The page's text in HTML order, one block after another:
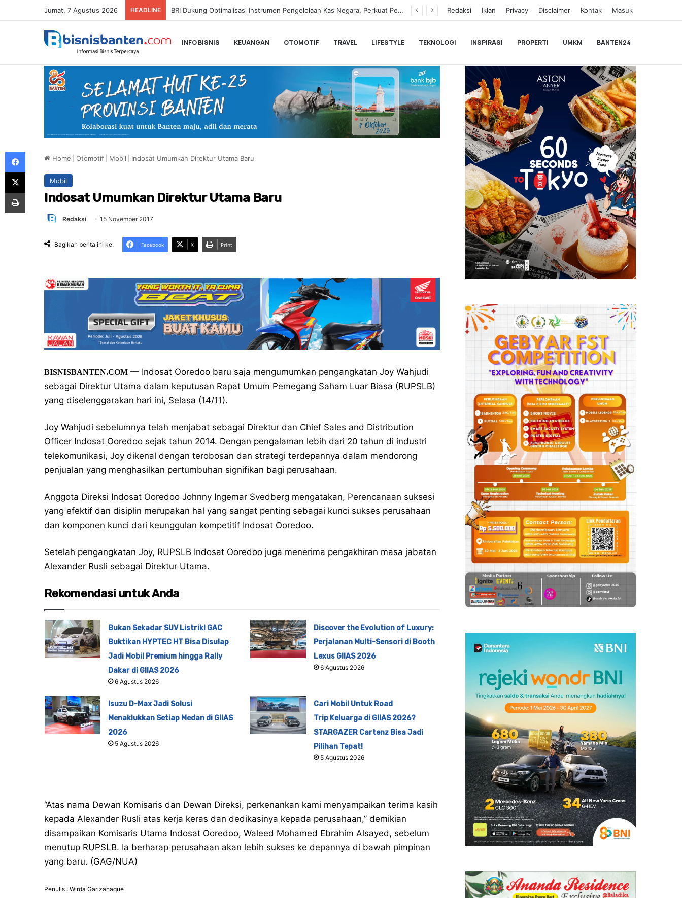
Jumat, 7 Agustus 2026 HEADLINE Hampir Sentuh 70.000 Pengguna, Polytron Optimis Sambut Ajang GIIAS 2026 dengan Respon Positif Redaksi Iklan Privacy Disclaimer Kontak Masuk
INFO BISNIS KEUANGAN OTOMOTIF TRAVEL LIFESTYLE TEKNOLOGI INSPIRASI PROPERTI UMKM BANTEN24
Home Otomotif Mobil Indosat Umumkan Direktur Utama Baru
Mobil
Indosat Umumkan Direktur Utama Baru
Redaksi 15 November 2017
Bagikan berita ini ke: Facebook X Print
BISNISBANTEN.COM — Indosat Ooredoo baru saja mengumumkan pengangkatan Joy Wahjudi
sebagai Direktur Utama dalam keputusan Rapat Umum Pemegang Saham Luar Biasa (RUPSLB)
yang diselenggarakan hari ini, Selasa (14/11).
Joy Wahjudi sebelumnya telah menjabat sebagai Direktur dan Chief Sales and Distribution
Officer Indosat Ooredoo sejak tahun 2014. Dengan pengalaman lebih dari 20 tahun di industri
telekomunikasi, Joy dikenal dengan terobosan dan strategi terdepannya dalam mendorong
penjualan yang menghasilkan pertumbuhan signifikan bagi perusahaan.
Anggota Direksi Indosat Ooredoo Johnny Ingemar Svedberg mengatakan, Perencanaan suksesi
yang efektif dan disiplin merupakan hal yang sangat penting sebagai kunci sukses perusahaan
dan komponen kunci dari keunggulan kompetitif Indosat Ooredoo.
Setelah pengangkatan Joy, RUPSLB Indosat Ooredoo juga menerima pengakhiran masa jabatan
Alexander Rusli sebagai Direktur Utama.
Rekomendasi untuk Anda
Bukan Sekadar SUV Listrik! GAC
Buktikan HYPTEC HT Bisa Disulap
Jadi Mobil Premium hingga Rally
Dakar di GIIAS 2026
6 Agustus 2026
Discover the Evolution of Luxury:
Perjalanan Multi-Sensori di Booth
Lexus GIIAS 2026
6 Agustus 2026
Isuzu D-Max Jadi Solusi
Menaklukkan Setiap Medan di GIIAS
2026
5 Agustus 2026
Cari Mobil Untuk Road
Trip Keluarga di GIIAS 2026?
STARGAZER Cartenz Bisa Jadi
Pilihan Tepat!
5 Agustus 2026
“Atas nama Dewan Komisaris dan Dewan Direksi, perkenankan kami menyampaikan terima kasih
kepada Alexander Rusli atas kerja keras dan dedikasinya kepada perusahaan,” demikian
disampaikan Komisaris Utama Indosat Ooredoo, Waleed Mohamed Ebrahim Alsayed, sebelum
menutup RUPSLB. Ia berharap perusahaan akan lebih sukses ke depannya di bawah pimpinan
yang baru. (GAG/NUA)
Penulis : Wirda Garizahaque